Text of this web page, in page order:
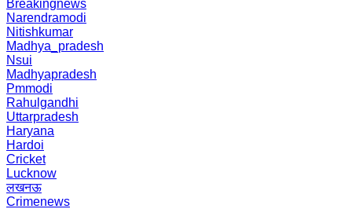
Breakingnews
Narendramodi
Nitishkumar
Madhya_pradesh
Nsui
Madhyapradesh
Pmmodi
Rahulgandhi
Uttarpradesh
Haryana
Hardoi
Cricket
Lucknow
लखनऊ
Crimenews